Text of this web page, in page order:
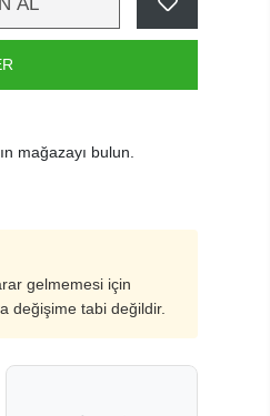
mağazayı bulun.
gelmemesi için
değişime tabi değildir.